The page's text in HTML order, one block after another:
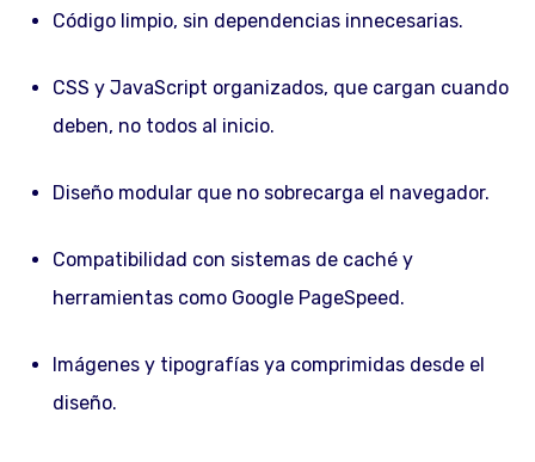
Código limpio, sin dependencias innecesarias.
CSS y JavaScript organizados, que cargan cuando
deben, no todos al inicio.
Diseño modular que no sobrecarga el navegador.
Compatibilidad con sistemas de caché y
herramientas como Google PageSpeed.
Imágenes y tipografías ya comprimidas desde el
diseño.